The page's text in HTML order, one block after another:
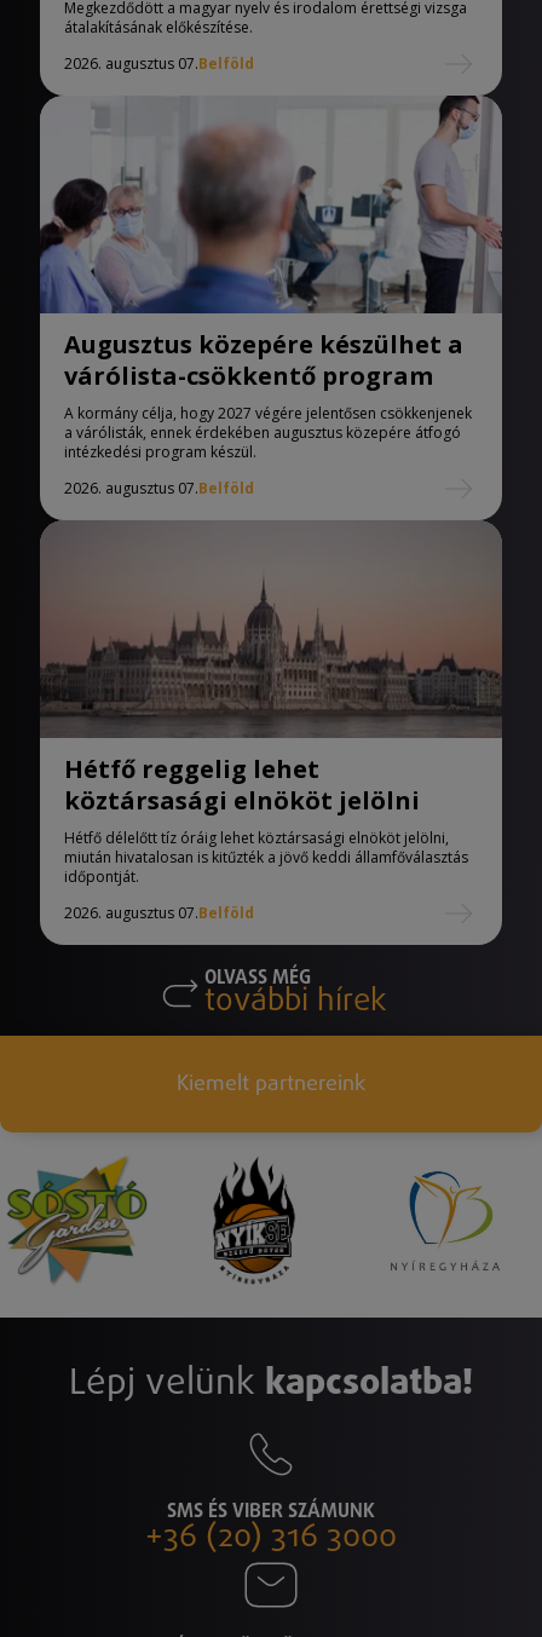
Megkezdődött a magyar nyelv és irodalom érettségi vizsga
átalakításának előkészítése.
2026. augusztus 07.Belföld
Augusztus közepére készülhet a
várólista-csökkentő program
A kormány célja, hogy 2027 végére jelentősen csökkenjenek
a várólisták, ennek érdekében augusztus közepére átfogó
intézkedési program készül.
2026. augusztus 07.Belföld
Hétfő reggelig lehet
köztársasági elnököt jelölni
Hétfő délelőtt tíz óráig lehet köztársasági elnököt jelölni,
miután hivatalosan is kitűzték a jövő keddi államfőválasztás
időpontját.
2026. augusztus 07.Belföld
OLVASS MÉG
további hírek
Kiemelt partnereink
Lépj velünk kapcsolatba!
SMS ÉS VIBER SZÁMUNK
+36 (20) 316 3000